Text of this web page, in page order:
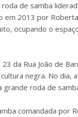
de samba
em 2013 por
ocupando o
da Rua João de
negra. No dia,
roda de
comandada por